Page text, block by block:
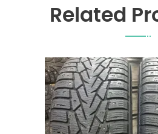
Related